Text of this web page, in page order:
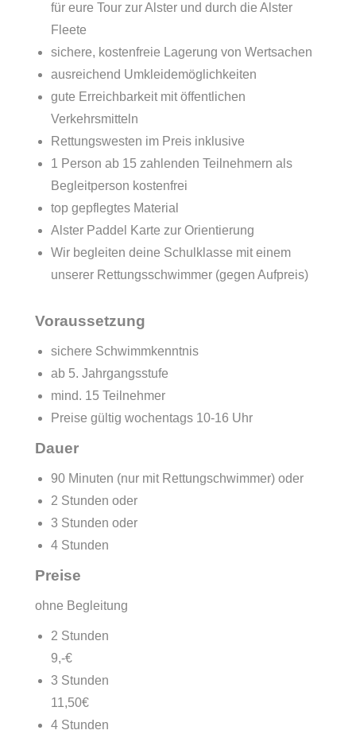
für eure Tour zur Alster und durch die Alster
Fleete
sichere, kostenfreie Lagerung von Wertsachen
ausreichend Umkleidemöglichkeiten
gute Erreichbarkeit mit öffentlichen
Verkehrsmitteln
Rettungswesten im Preis inklusive
1 Person ab 15 zahlenden Teilnehmern als
Begleitperson kostenfrei
top gepflegtes Material
Alster Paddel Karte zur Orientierung
Wir begleiten deine Schulklasse mit einem
unserer Rettungsschwimmer (gegen Aufpreis)
Voraussetzung
sichere Schwimmkenntnis
ab 5. Jahrgangsstufe
mind. 15 Teilnehmer
Preise gültig wochentags 10-16 Uhr
Dauer
90 Minuten (nur mit Rettungschwimmer) oder
2 Stunden oder
3 Stunden oder
4 Stunden
Preise
ohne Begleitung
2 Stunden
9,-€
3 Stunden
11,50€
4 Stunden